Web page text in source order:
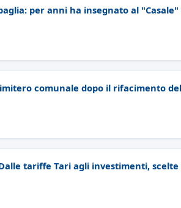
per anni ha insegnato al
comunale dopo il rifacimento
tariffe Tari agli investimenti,